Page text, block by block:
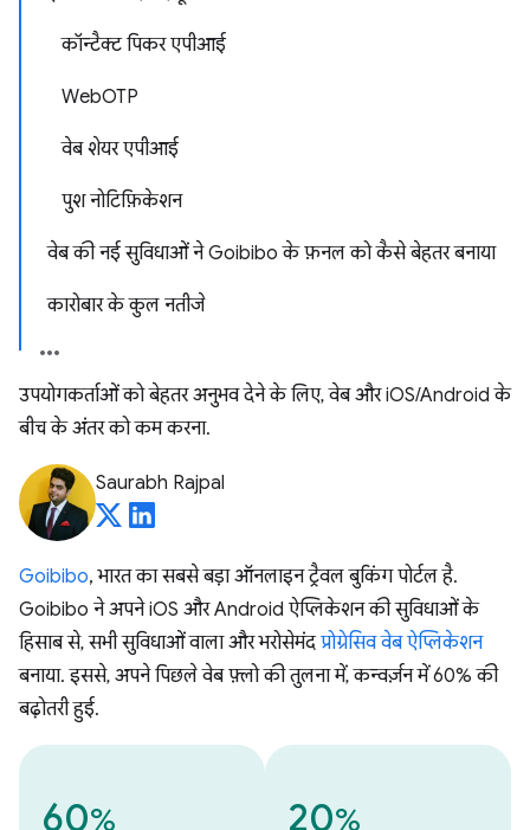
कॉन्टैक्ट पिकर एपीआई
WebOTP
वेब शेयर एपीआई
पुश नोटिफ़िकेशन
वेब की नई सुविधाओं ने Goibibo के फ़नल को कैसे बेहतर बनाया
कारोबार के कुल नतीजे
उपयोगकर्ताओं को बेहतर अनुभव देने के लिए, वेब और iOS/Android के
बीच के अंतर को कम करना.
Saurabh Rajpal
Goibibo, भारत का सबसे बड़ा ऑनलाइन ट्रैवल बुकिंग पोर्टल है.
Goibibo ने अपने iOS और Android ऐप्लिकेशन की सुविधाओं के
हिसाब से, सभी सुविधाओं वाला और भरोसेमंद प्रोग्रेसिव वेब ऐप्लिकेशन
बनाया. इससे, अपने पिछले वेब फ़्लो की तुलना में, कन्वर्ज़न में 60% की
बढ़ोतरी हुई.
60% 20%